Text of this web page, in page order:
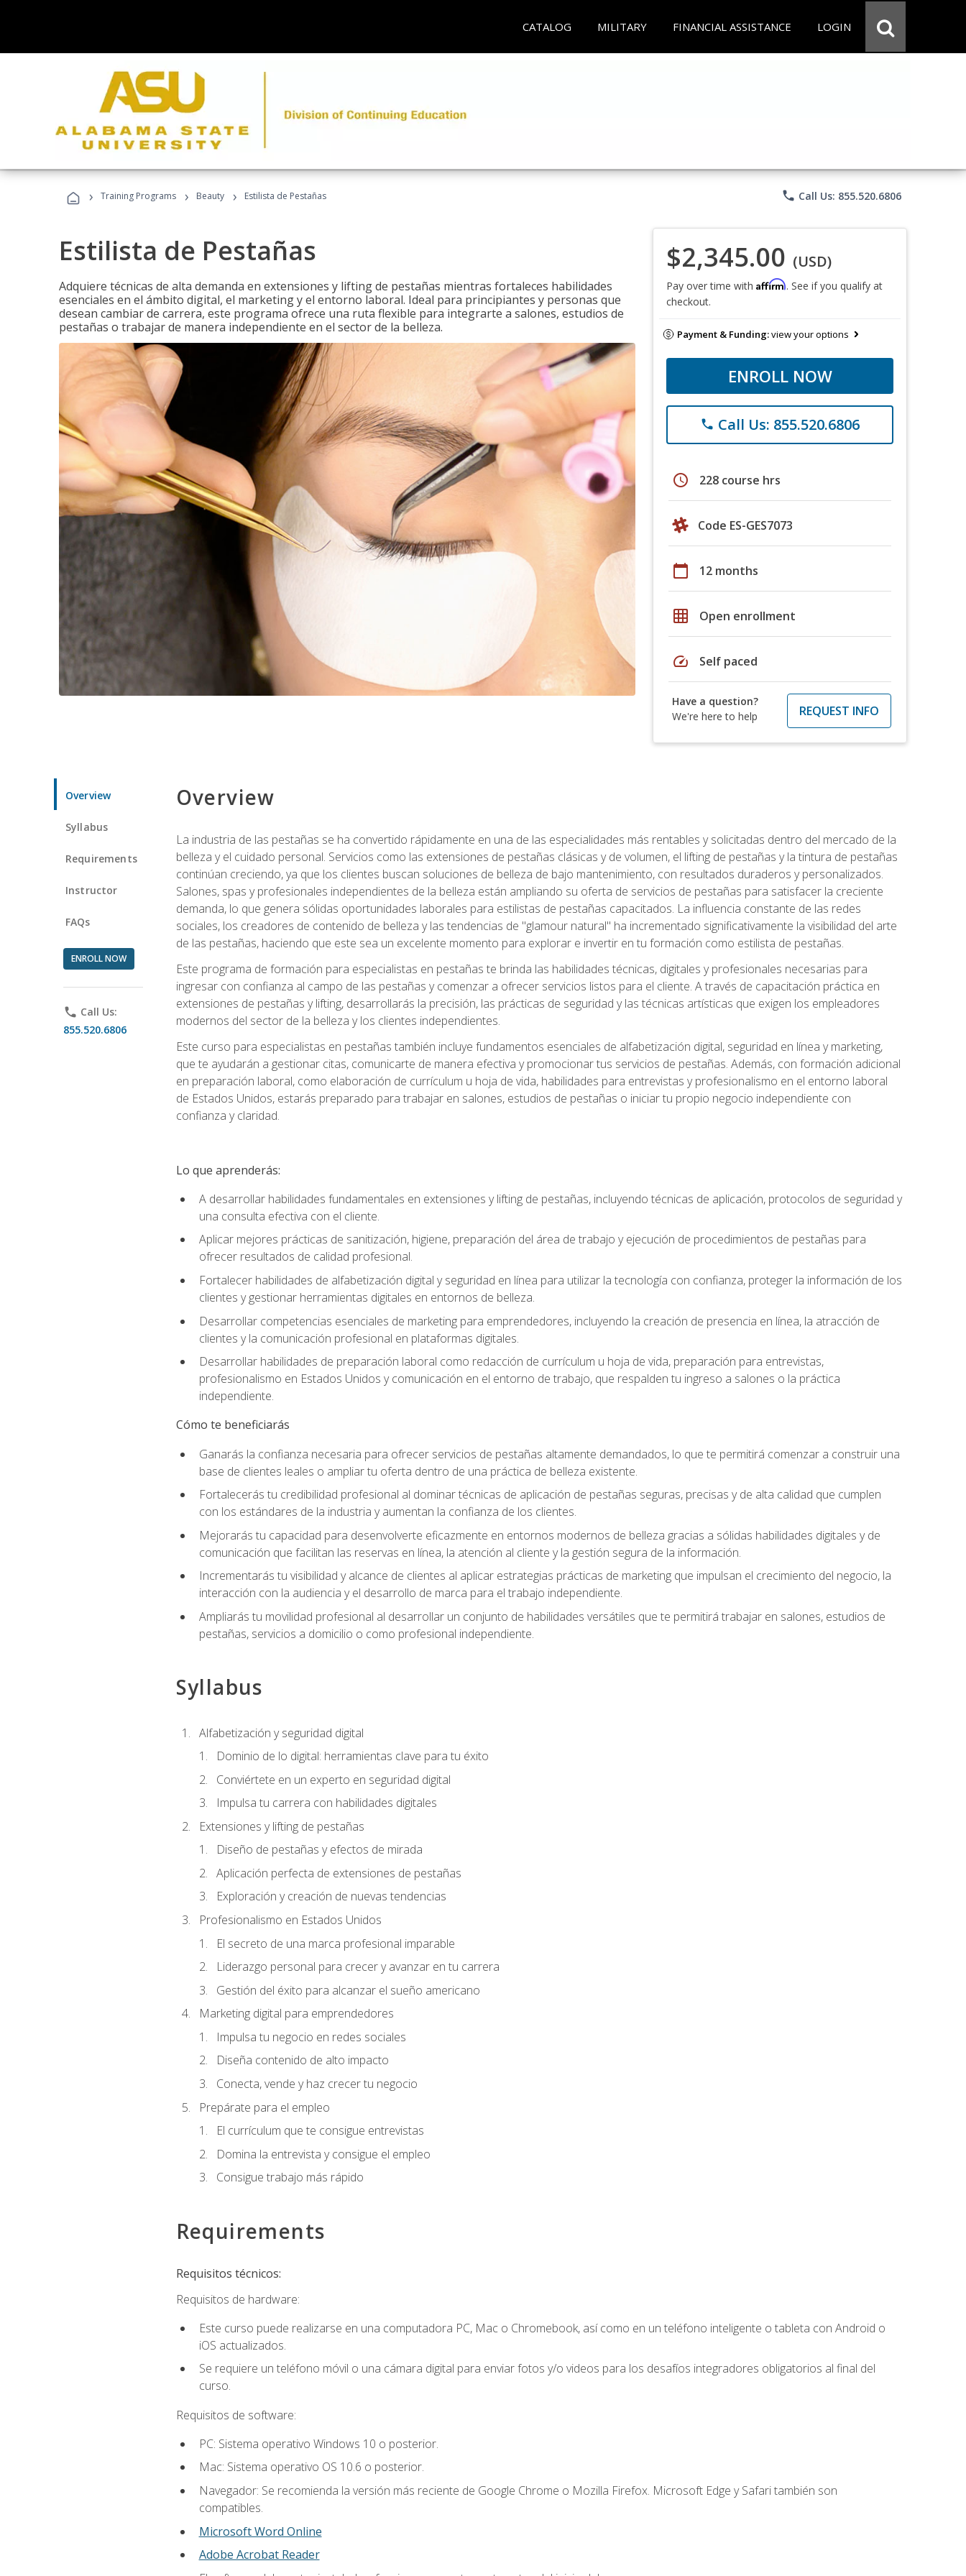
CATALOG MILITARY FINANCIAL ASSISTANCE LOGIN
› Training Programs › Beauty › Estilista de Pestañas phone Call Us: 855.520.6806
Estilista de Pestañas
Adquiere técnicas de alta demanda en extensiones y lifting de pestañas mientras fortaleces habilidades
esenciales en el ámbito digital, el marketing y el entorno laboral. Ideal para principiantes y personas que
desean cambiar de carrera, este programa ofrece una ruta flexible para integrarte a salones, estudios de
pestañas o trabajar de manera independiente en el sector de la belleza.
$2,345.00 (USD)
Pay over time with Affirm. See if you qualify at
checkout.
Payment & Funding:view your options
ENROLL NOW
phone Call Us: 855.520.6806
schedule 228 course hrs
Code ES-GES7073
calendar_today 12 months
grid_on Open enrollment
speed Self paced
Have a question?
We're here to help
REQUEST INFO
Overview
Syllabus
Requirements
Instructor
FAQs
ENROLL NOW
phone Call Us:
855.520.6806
Overview
La industria de las pestañas se ha convertido rápidamente en una de las especialidades más rentables y solicitadas dentro del mercado de la
belleza y el cuidado personal. Servicios como las extensiones de pestañas clásicas y de volumen, el lifting de pestañas y la tintura de pestañas
continúan creciendo, ya que los clientes buscan soluciones de belleza de bajo mantenimiento, con resultados duraderos y personalizados.
Salones, spas y profesionales independientes de la belleza están ampliando su oferta de servicios de pestañas para satisfacer la creciente
demanda, lo que genera sólidas oportunidades laborales para estilistas de pestañas capacitados. La influencia constante de las redes
sociales, los creadores de contenido de belleza y las tendencias de "glamour natural" ha incrementado significativamente la visibilidad del arte
de las pestañas, haciendo que este sea un excelente momento para explorar e invertir en tu formación como estilista de pestañas.
Este programa de formación para especialistas en pestañas te brinda las habilidades técnicas, digitales y profesionales necesarias para
ingresar con confianza al campo de las pestañas y comenzar a ofrecer servicios listos para el cliente. A través de capacitación práctica en
extensiones de pestañas y lifting, desarrollarás la precisión, las prácticas de seguridad y las técnicas artísticas que exigen los empleadores
modernos del sector de la belleza y los clientes independientes.
Este curso para especialistas en pestañas también incluye fundamentos esenciales de alfabetización digital, seguridad en línea y marketing,
que te ayudarán a gestionar citas, comunicarte de manera efectiva y promocionar tus servicios de pestañas. Además, con formación adicional
en preparación laboral, como elaboración de currículum u hoja de vida, habilidades para entrevistas y profesionalismo en el entorno laboral
de Estados Unidos, estarás preparado para trabajar en salones, estudios de pestañas o iniciar tu propio negocio independiente con
confianza y claridad.
Lo que aprenderás:
A desarrollar habilidades fundamentales en extensiones y lifting de pestañas, incluyendo técnicas de aplicación, protocolos de seguridad y
una consulta efectiva con el cliente.
Aplicar mejores prácticas de sanitización, higiene, preparación del área de trabajo y ejecución de procedimientos de pestañas para
ofrecer resultados de calidad profesional.
Fortalecer habilidades de alfabetización digital y seguridad en línea para utilizar la tecnología con confianza, proteger la información de los
clientes y gestionar herramientas digitales en entornos de belleza.
Desarrollar competencias esenciales de marketing para emprendedores, incluyendo la creación de presencia en línea, la atracción de
clientes y la comunicación profesional en plataformas digitales.
Desarrollar habilidades de preparación laboral como redacción de currículum u hoja de vida, preparación para entrevistas,
profesionalismo en Estados Unidos y comunicación en el entorno de trabajo, que respalden tu ingreso a salones o la práctica
independiente.
Cómo te beneficiarás
Ganarás la confianza necesaria para ofrecer servicios de pestañas altamente demandados, lo que te permitirá comenzar a construir una
base de clientes leales o ampliar tu oferta dentro de una práctica de belleza existente.
Fortalecerás tu credibilidad profesional al dominar técnicas de aplicación de pestañas seguras, precisas y de alta calidad que cumplen
con los estándares de la industria y aumentan la confianza de los clientes.
Mejorarás tu capacidad para desenvolverte eficazmente en entornos modernos de belleza gracias a sólidas habilidades digitales y de
comunicación que facilitan las reservas en línea, la atención al cliente y la gestión segura de la información.
Incrementarás tu visibilidad y alcance de clientes al aplicar estrategias prácticas de marketing que impulsan el crecimiento del negocio, la
interacción con la audiencia y el desarrollo de marca para el trabajo independiente.
Ampliarás tu movilidad profesional al desarrollar un conjunto de habilidades versátiles que te permitirá trabajar en salones, estudios de
pestañas, servicios a domicilio o como profesional independiente.
Syllabus
Alfabetización y seguridad digital
Dominio de lo digital: herramientas clave para tu éxito
Conviértete en un experto en seguridad digital
Impulsa tu carrera con habilidades digitales
Extensiones y lifting de pestañas
Diseño de pestañas y efectos de mirada
Aplicación perfecta de extensiones de pestañas
Exploración y creación de nuevas tendencias
Profesionalismo en Estados Unidos
El secreto de una marca profesional imparable
Liderazgo personal para crecer y avanzar en tu carrera
Gestión del éxito para alcanzar el sueño americano
Marketing digital para emprendedores
Impulsa tu negocio en redes sociales
Diseña contenido de alto impacto
Conecta, vende y haz crecer tu negocio
Prepárate para el empleo
El currículum que te consigue entrevistas
Domina la entrevista y consigue el empleo
Consigue trabajo más rápido
Requirements
Requisitos técnicos:
Requisitos de hardware:
Este curso puede realizarse en una computadora PC, Mac o Chromebook, así como en un teléfono inteligente o tableta con Android o
iOS actualizados.
Se requiere un teléfono móvil o una cámara digital para enviar fotos y/o videos para los desafíos integradores obligatorios al final del
curso.
Requisitos de software:
PC: Sistema operativo Windows 10 o posterior.
Mac: Sistema operativo OS 10.6 o posterior.
Navegador: Se recomienda la versión más reciente de Google Chrome o Mozilla Firefox. Microsoft Edge y Safari también son
compatibles.
Microsoft Word Online
Adobe Acrobat Reader